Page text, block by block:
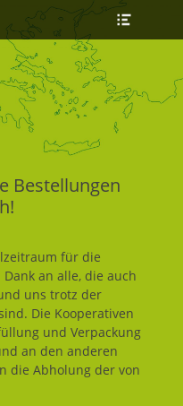
Bestellungen
für die
an alle, die auch
uns trotz der
Die Kooperativen
und Verpackung
an den anderen
die Abholung der von